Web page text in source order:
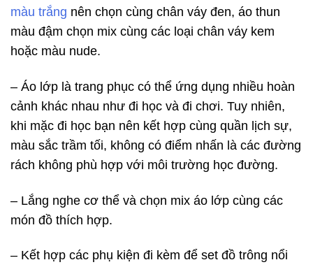
màu trắng nên chọn cùng chân váy đen, áo thun
màu đậm chọn mix cùng các loại chân váy kem
hoặc màu nude.
– Áo lớp là trang phục có thể ứng dụng nhiều hoàn
cảnh khác nhau như đi học và đi chơi. Tuy nhiên,
khi mặc đi học bạn nên kết hợp cùng quần lịch sự,
màu sắc trầm tối, không có điểm nhấn là các đường
rách không phù hợp với môi trường học đường.
– Lắng nghe cơ thể và chọn mix áo lớp cùng các
món đồ thích hợp.
– Kết hợp các phụ kiện đi kèm để set đồ trông nổi